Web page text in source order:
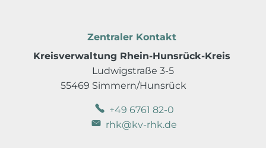
Zentraler Kontakt
Kreisverwaltung Rhein-Hunsrück-Kreis
Ludwigstraße 3-5
55469 Simmern/Hunsrück
+49 6761 82-0
rhk@kv-rhk.de